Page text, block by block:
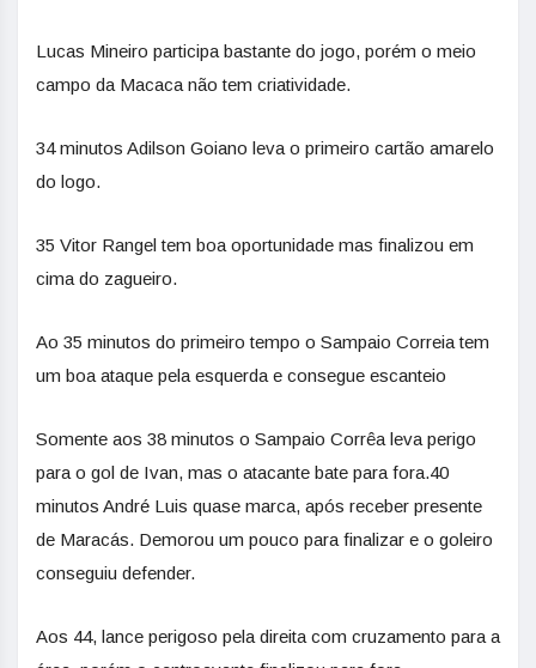
Lucas Mineiro participa bastante do jogo, porém o meio
campo da Macaca não tem criatividade.
34 minutos Adilson Goiano leva o primeiro cartão amarelo
do logo.
35 Vitor Rangel tem boa oportunidade mas finalizou em
cima do zagueiro.
Ao 35 minutos do primeiro tempo o Sampaio Correia tem
um boa ataque pela esquerda e consegue escanteio
Somente aos 38 minutos o Sampaio Corrêa leva perigo
para o gol de Ivan, mas o atacante bate para fora.40
minutos André Luis quase marca, após receber presente
de Maracás. Demorou um pouco para finalizar e o goleiro
conseguiu defender.
Aos 44, lance perigoso pela direita com cruzamento para a